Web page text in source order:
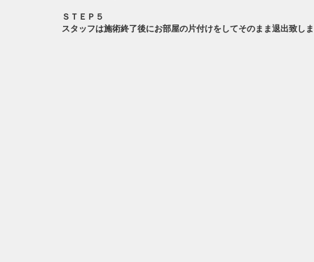
ＳＴＥＰ５
スタッフは施術終了後にお部屋の片付けをしてそのまま退出致し